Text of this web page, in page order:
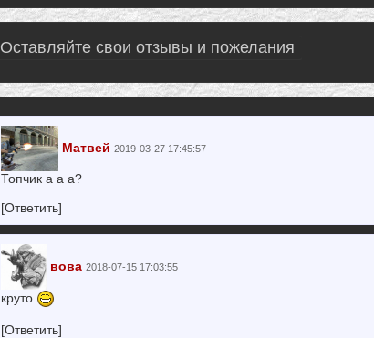
Оставляйте свои отзывы и пожелания
Матвей 2019-03-27 17:45:57
Топчик а а а?
[Ответить]
вова 2018-07-15 17:03:55
круто
[Ответить]